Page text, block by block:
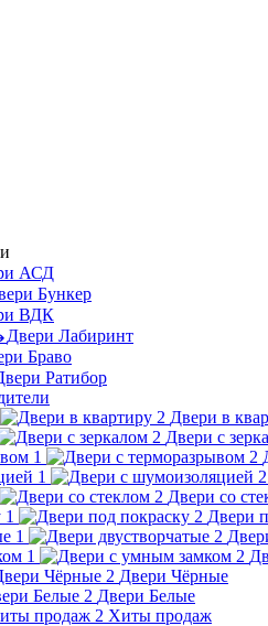
АСД
Бункер
ВДК
Двери Лабиринт
Браво
Ратибор
Двери в
Двери с
Двери со
Двери
Двери Чёрные
Двери Белые
Хиты продаж